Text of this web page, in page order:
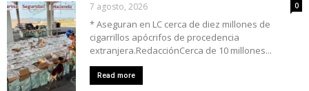
7 agosto, 2026 0
* Aseguran en LC cerca de diez millones de
cigarrillos apócrifos de procedencia
extranjera.RedacciónCerca de 10 millones...
Read more